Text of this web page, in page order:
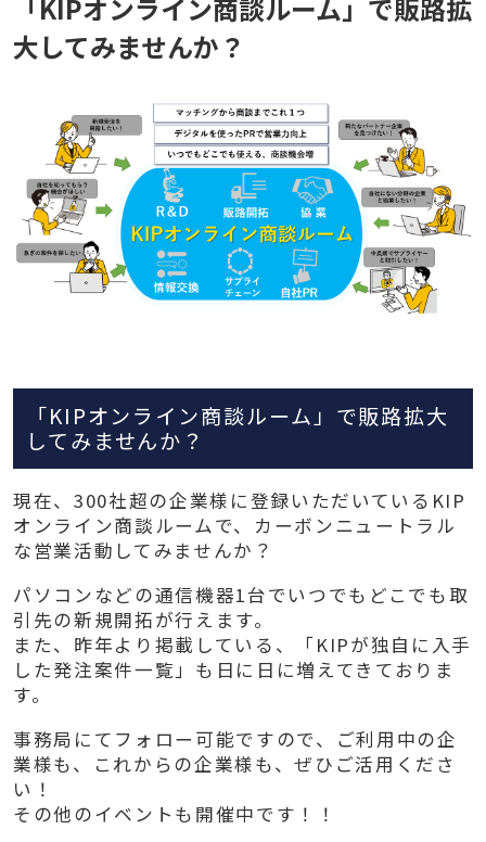
「KIPオンライン商談ルーム」で販路拡
大してみませんか？
「KIPオンライン商談ルーム」で販路拡大
してみませんか？
現在、300社超の企業様に登録いただいているKIP
オンライン商談ルームで、カーボンニュートラル
な営業活動してみませんか？
パソコンなどの通信機器1台でいつでもどこでも取
引先の新規開拓が行えます。
また、昨年より掲載している、「KIPが独自に入手
した発注案件一覧」も日に日に増えてきておりま
す。
事務局にてフォロー可能ですので、ご利用中の企
業様も、これからの企業様も、ぜひご活用くださ
い！
その他のイベントも開催中です！！